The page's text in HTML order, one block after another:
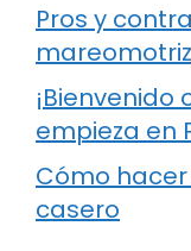
Pros y
mareomotriz
empieza en
Cómo
casero